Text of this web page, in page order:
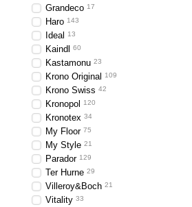
Grandeco 17
Haro 143
Ideal 13
Kaindl 60
Kastamonu 23
Krono Original 109
Krono Swiss 42
Kronopol 120
Kronotex 34
My Floor 75
My Style 21
Parador 129
Ter Hurne 29
Villeroy&Boch 21
Vitality 33